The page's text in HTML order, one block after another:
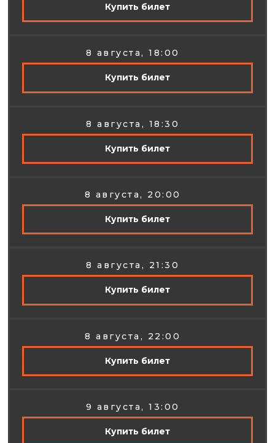
Купить билет
8 августа, 18:00
Купить билет
8 августа, 18:30
Купить билет
8 августа, 20:00
Купить билет
8 августа, 21:30
Купить билет
8 августа, 22:00
Купить билет
9 августа, 13:00
Купить билет